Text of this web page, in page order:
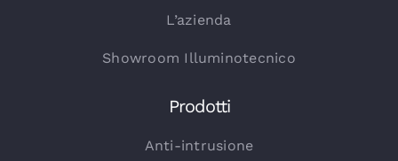
L’azienda
Showroom Illuminotecnico
Prodotti
Anti-intrusione